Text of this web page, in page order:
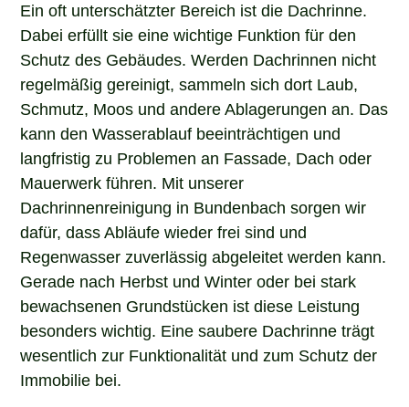
Ein oft unterschätzter Bereich ist die Dachrinne.
Dabei erfüllt sie eine wichtige Funktion für den
Schutz des Gebäudes. Werden Dachrinnen nicht
regelmäßig gereinigt, sammeln sich dort Laub,
Schmutz, Moos und andere Ablagerungen an. Das
kann den Wasserablauf beeinträchtigen und
langfristig zu Problemen an Fassade, Dach oder
Mauerwerk führen. Mit unserer
Dachrinnenreinigung in Bundenbach sorgen wir
dafür, dass Abläufe wieder frei sind und
Regenwasser zuverlässig abgeleitet werden kann.
Gerade nach Herbst und Winter oder bei stark
bewachsenen Grundstücken ist diese Leistung
besonders wichtig. Eine saubere Dachrinne trägt
wesentlich zur Funktionalität und zum Schutz der
Immobilie bei.